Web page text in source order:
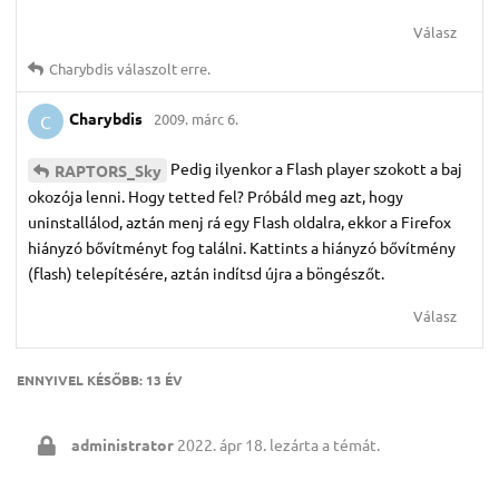
Válasz
Charybdisválaszolt erre.
C Charybdis 2009. márc 6.
RAPTORS_Sky Pedig ilyenkor a Flash player szokott a baj
okozója lenni. Hogy tetted fel? Próbáld meg azt, hogy
uninstallálod, aztán menj rá egy Flash oldalra, ekkor a Firefox
hiányzó bővítményt fog találni. Kattints a hiányzó bővítmény
(flash) telepítésére, aztán indítsd újra a böngészőt.
Válasz
ENNYIVEL KÉSŐBB: 13 ÉV
administrator 2022. ápr 18. lezárta a témát.